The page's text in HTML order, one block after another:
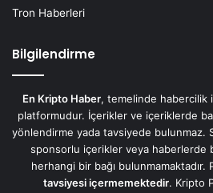
Tron Haberleri
Bilgilendirme
En Kripto Haber, temelinde habercilik
platformudur. İçerikler ve içeriklerde
yönlendirme yada tavsiyede bulunmaz.
sponsorlu içerikler veya haberlerde
herhangi bir bağı bulunmamaktadır.
tavsiyesi içermemektedir. Kripto